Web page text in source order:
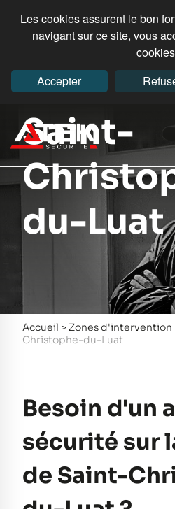
Les cookies assurent le bon
navigant sur ce site, vous
Accepter
Saint-
du-Luat
Accueil > Zones d'intervention
Christophe-du-Luat
Besoin d'un
sécurité sur
de Saint-